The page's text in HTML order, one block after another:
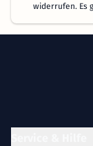
widerrufen. Es